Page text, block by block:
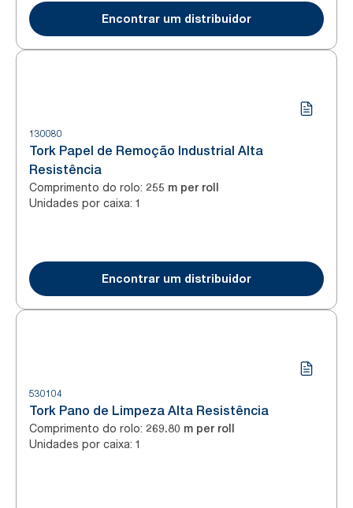
Encontrar um distribuidor
130080
Tork Papel de Remoção Industrial Alta
Resistência
Comprimento do rolo: 255 m per roll
Unidades por caixa: 1
Encontrar um distribuidor
530104
Tork Pano de Limpeza Alta Resistência
Comprimento do rolo: 269.80 m per roll
Unidades por caixa: 1